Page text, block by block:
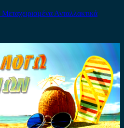
Μεταχειρισμένα Ανταλλακτικά